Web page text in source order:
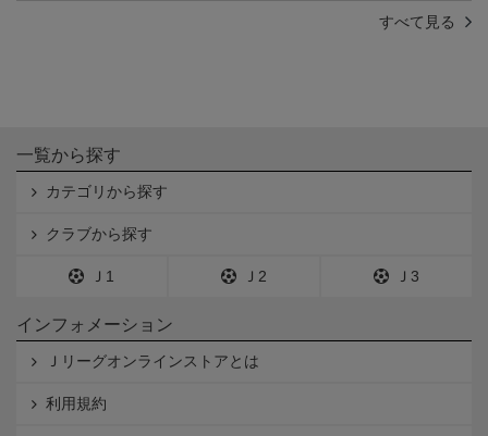
すべて見る
一覧から探す
カテゴリから探す
クラブから探す
Ｊ1 Ｊ2 Ｊ3
インフォメーション
Ｊリーグオンラインストアとは
利用規約